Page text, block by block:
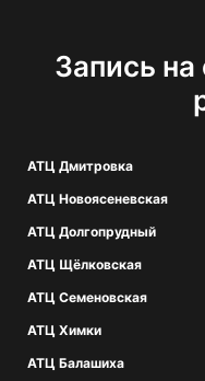
Запись
АТЦ Дмитровка
АТЦ Новоясеневская
АТЦ Долгопрудный
АТЦ Щёлковская
АТЦ Семеновская
АТЦ Химки
АТЦ Балашиха